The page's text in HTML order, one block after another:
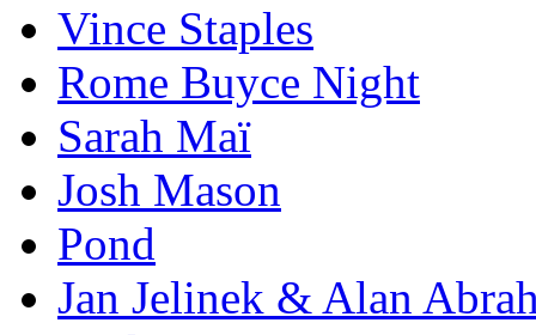
Vince Staples
Rome Buyce Night
Sarah Maï
Josh Mason
Pond
Jan Jelinek & Alan